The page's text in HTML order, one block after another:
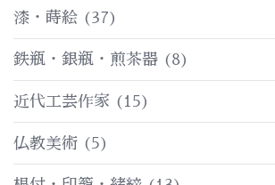
漆・蒔絵 (37)
鉄瓶・銀瓶・煎茶器 (8)
近代工芸作家 (15)
仏教美術 (5)